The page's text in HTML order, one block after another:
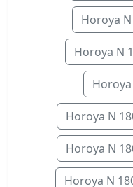
Horoya
Horoya N
Horoya
Horoya N
Horoya N
Horoya N